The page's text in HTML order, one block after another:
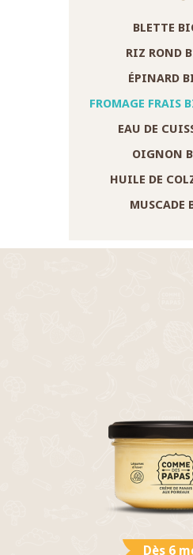
BLETTE
RIZ ROND
ÉPINARD
FROMAGE FRAIS
EAU DE
OIGNON
HUILE DE
MUSCADE
Dès 6